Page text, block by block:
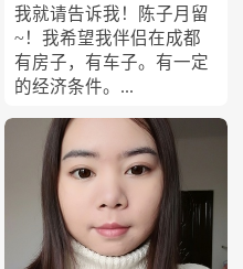
我就请告诉我！陈子月留
~！我希望我伴侣在成都
有房子，有车子。有一定
的经济条件。...